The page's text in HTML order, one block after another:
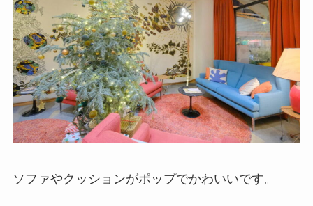
ソファやクッションがポップでかわいいです。